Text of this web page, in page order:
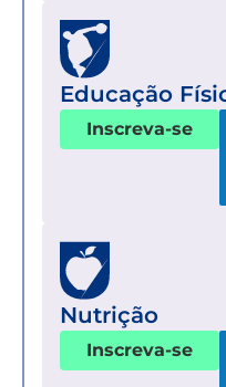
Educação
Inscreva-se
Nutrição
Inscreva-se